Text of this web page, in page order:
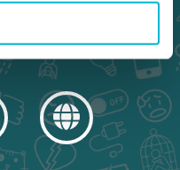
Instagram
Linkki
sivuston
ulkopuolelle